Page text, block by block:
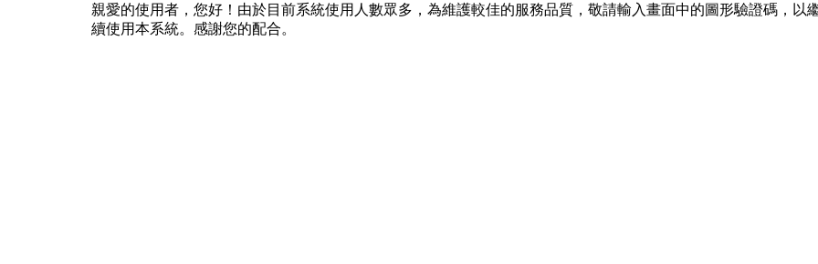
親愛的使用者，您好！由於目前系統使用人數眾多，為維護較佳的服務品質，敬請輸入畫面中的圖形驗證碼，以
續使用本系統。感謝您的配合。